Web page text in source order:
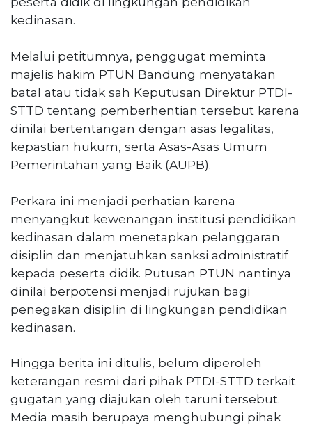
kedinasan.
Melalui petitumnya, penggugat meminta
majelis hakim PTUN Bandung menyatakan
batal atau tidak sah Keputusan Direktur PTDI-
STTD tentang pemberhentian tersebut karena
dinilai bertentangan dengan asas legalitas,
kepastian hukum, serta Asas-Asas Umum
Pemerintahan yang Baik (AUPB).
Perkara ini menjadi perhatian karena
menyangkut kewenangan institusi pendidikan
kedinasan dalam menetapkan pelanggaran
disiplin dan menjatuhkan sanksi administratif
kepada peserta didik. Putusan PTUN nantinya
dinilai berpotensi menjadi rujukan bagi
penegakan disiplin di lingkungan pendidikan
kedinasan.
Hingga berita ini ditulis, belum diperoleh
keterangan resmi dari pihak PTDI-STTD terkait
gugatan yang diajukan oleh taruni tersebut.
Media masih berupaya menghubungi pihak